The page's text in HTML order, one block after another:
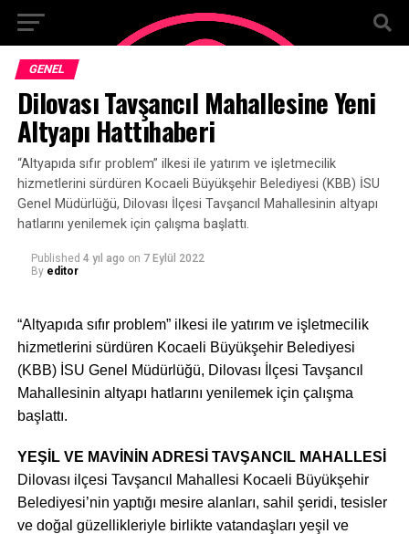
GENEL
Dilovası Tavşancıl Mahallesine Yeni
Altyapı Hattıhaberi
“Altyapıda sıfır problem” ilkesi ile yatırım ve işletmecilik
hizmetlerini sürdüren Kocaeli Büyükşehir Belediyesi (KBB) İSU
Genel Müdürlüğü, Dilovası İlçesi Tavşancıl Mahallesinin altyapı
hatlarını yenilemek için çalışma başlattı.
Published 4 yıl ago on 7 Eylül 2022
By editor
“Altyapıda sıfır problem” ilkesi ile yatırım ve işletmecilik
hizmetlerini sürdüren Kocaeli Büyükşehir Belediyesi
(KBB) İSU Genel Müdürlüğü, Dilovası İlçesi Tavşancıl
Mahallesinin altyapı hatlarını yenilemek için çalışma
başlattı.
YEŞİL VE MAVİNİN ADRESİ TAVŞANCIL MAHALLESİ
Dilovası ilçesi Tavşancıl Mahallesi Kocaeli Büyükşehir
Belediyesi’nin yaptığı mesire alanları, sahil şeridi, tesisler
ve doğal güzellikleriyle birlikte vatandaşları yeşil ve